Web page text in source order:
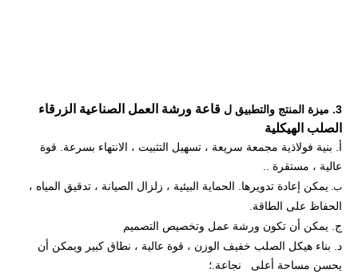
3. ميزة المنتج والتطبيق ل
قاعة ورشة العمل الصناعية الزرقاء
الصلب الهيكلية
أ. بنية فولاذية مجمعة سريعة ، تسهيل التثبيت ، الانتهاء بسرعة. قوة
عالية ، مستقرة ..
ب. يمكن إعادة تدويرها. الحماية البيئية ، زلزال الصيانة ، تدقيق المياه ،
الحفاظ على الطاقة.
ج. يمكن أن تكون ورشة عمل وتخصيص التصميم
د. بناء هيكل الصلب خفيف الوزن ، قوة عالية ، نطاق كبير ويمكن أن
يحسن مساحة أعلى نجاعة.؛